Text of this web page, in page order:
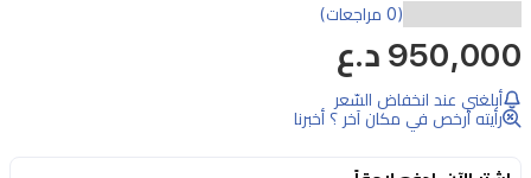
ASUS
ROG
Ally
المحمول
(0 مراجعات)
950,000 د.ع
أبلغني عند انخفاض السّعر
رأيته أرخص في مكان آخر ؟ أخبرنا